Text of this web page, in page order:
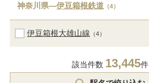
神奈川県―伊豆箱根鉄道 （4）
伊豆箱根大雄山線 （4）
該当件数 13,445件